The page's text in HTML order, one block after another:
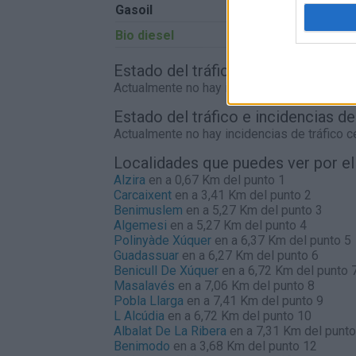
Gasoil
Bio diesel
Estado del tráfico e incidencias
Actualmente no hay incidencias de tráfico
Estado del tráfico e incidencias
Actualmente no hay incidencias de tráfico
Localidades que puedes ver por
Alzira en a 0,67 Km del punto 1
Carcaixent en a 3,41 Km del punto 2
Benimuslem en a 5,27 Km del punto 3
Algemesi en a 5,27 Km del punto 4
Polinyàde Xúquer en a 6,37 Km del punto 5
Guadassuar en a 6,27 Km del punto 6
Benicull De Xúquer en a 6,72 Km del punto
Masalavés en a 7,06 Km del punto 8
Pobla Llarga en a 7,41 Km del punto 9
L Alcúdia en a 6,72 Km del punto 10
Albalat De La Ribera en a 7,31 Km del
Benimodo en a 3,68 Km del punto 12